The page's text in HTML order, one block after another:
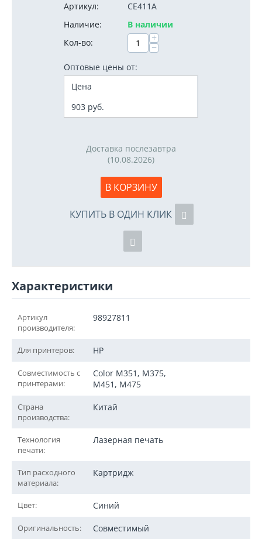
Артикул:
CE411A
Наличие:
В наличии
Кол-во:
+
−
Оптовые цены от:
Цена
903 руб.
Доставка послезавтра
(10.08.2026)
В КОРЗИНУ
КУПИТЬ В ОДИН КЛИК
Характеристики
Артикул
производителя:
98927811
Для принтеров: HP
Совместимость с
принтерами:
Color M351, M375,
M451, M475
Страна
производства:
Китай
Технология
печати:
Лазерная печать
Тип расходного
материала:
Картридж
Цвет: Синий
Оригинальность: Совместимый